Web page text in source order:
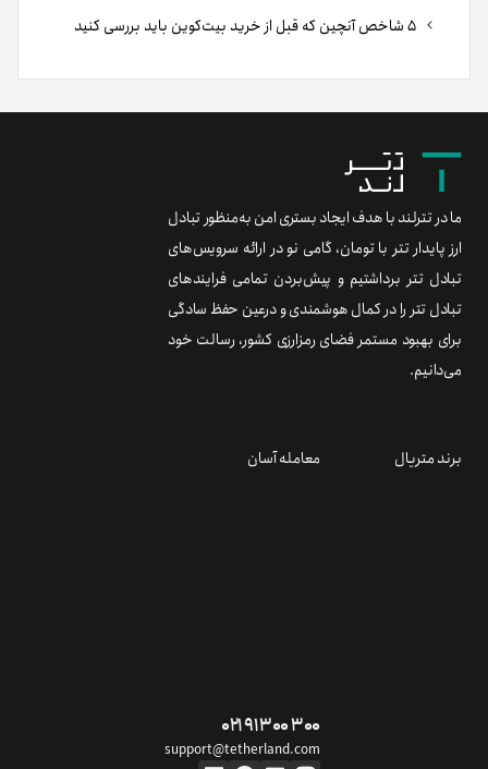
ما در تترلند با هدف ایجاد بستری امن به‌منظور تبادل
ارز پایدار تتر با تومان، گامی نو در ارائه سرویس‌های
تبادل تتر برداشتیم و پیش‌بردن تمامی فرایندهای
تبادل تتر را در کمال هوشمندی و درعین حفظ سادگی
برای بهبود مستمر فضای رمزارزی کشور، رسالت خود
می‌دانیم.
برند متریال معامله آسان
۰۲۱ ۹۱ ۳۰۰ ۳۰۰
support@tetherland.com